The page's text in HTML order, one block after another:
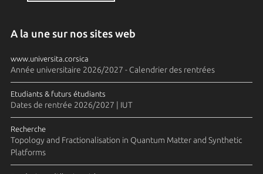
A la une sur nos sites web
www.universita.corsica
Année universitaire 2026/2027 - Calendrier des rentrées
Etudiants & futurs étudiants
Dates de rentrée 2026/2027 | IUT
Recherche
Topology and Fractionalisation in Quantum Matter and Synthetic
Platforms